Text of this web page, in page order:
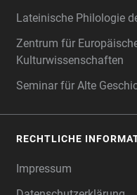
Lateinische Philologie
Zentrum für
Kulturwissenschaften
Seminar für Alte
RECHTLICHE
Impressum